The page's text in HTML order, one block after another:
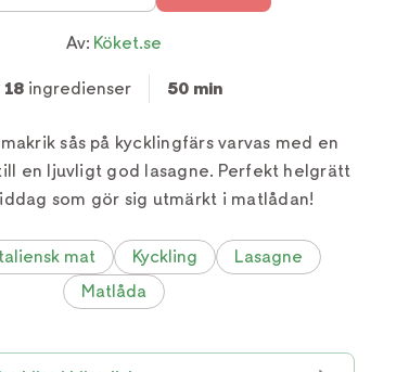
Av: Köket.se
18 ingredienser 50 min
sås på kycklingfärs varvas med en
en ljuvligt god lasagne. Perfekt helgrätt
som gör sig utmärkt i matlådan!
mat Kyckling
Lasagne
Matlåda